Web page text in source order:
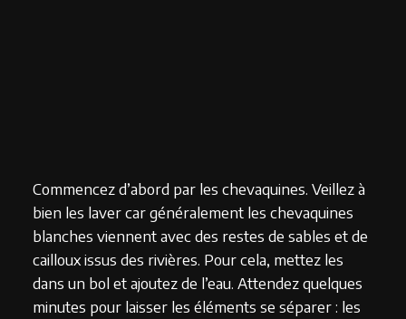
Commencez d’abord par les chevaquines. Veillez à
bien les laver car généralement les chevaquines
blanches viennent avec des restes de sables et de
cailloux issus des rivières. Pour cela, mettez les
dans un bol et ajoutez de l’eau. Attendez quelques
minutes pour laisser les éléments se séparer : les